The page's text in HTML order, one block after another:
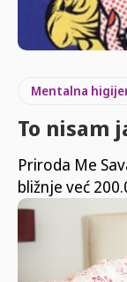
Mentalna
To nisam
Priroda Me
bližnje već